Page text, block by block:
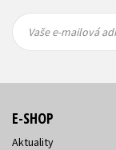
mailová
mailová
Vaše e-mailová
E-SHOP
Aktuality